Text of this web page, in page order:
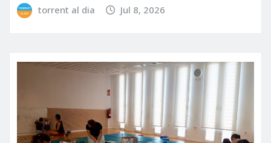
torrent al dia Jul 8, 2026